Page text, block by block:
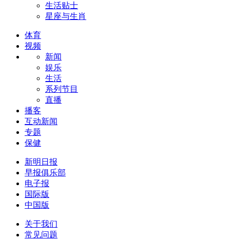
生活贴士
星座与生肖
体育
视频
新闻
娱乐
生活
系列节目
直播
播客
互动新闻
专题
保健
新明日报
早报俱乐部
电子报
国际版
中国版
关于我们
常见问题